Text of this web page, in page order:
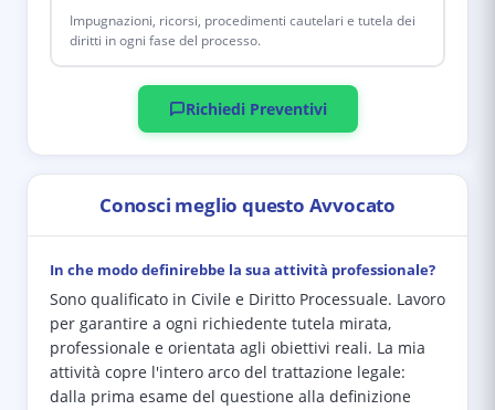
Impugnazioni, ricorsi, procedimenti cautelari e tutela dei
diritti in ogni fase del processo.
Richiedi Preventivi
Conosci meglio questo Avvocato
In che modo definirebbe la sua attività professionale?
Sono qualificato in Civile e Diritto Processuale. Lavoro
per garantire a ogni richiedente tutela mirata,
professionale e orientata agli obiettivi reali. La mia
attività copre l'intero arco del trattazione legale:
dalla prima esame del questione alla definizione